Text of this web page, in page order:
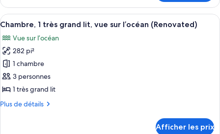
lits
doubles,
sur
l’océan
(Renovated)
Chambre,
lits
vue
sur
l’océan
(Renovated)
Afficher
toutes
les
photos
pour
ce
type
chambre :
Un balcon doté d’une balustrade
6
Chambre, 1 très grand lit, vue sur l’océan (Renovated)
Vue sur l’océan
282 pi²
1 chambre
3 personnes
1 très grand lit
Plus de détails
Plus
Afficher les prix